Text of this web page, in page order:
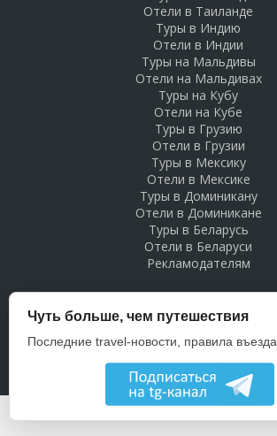
Отели в Таиланде
Туры в Индию
Отели в Индии
Туры на Мальдивы
Отели на Мальдивах
Туры на Кубу
Отели на Кубе
Туры в Грузию
Отели в Грузии
Туры в Мексику
Отели в Мексике
Туры в Доминикану
Отели в Доминикане
Туры в Беларусь
Отели в Беларуси
Рекламодателям
Чуть больше, чем путешествия
Последние travel-новости, правила въезда